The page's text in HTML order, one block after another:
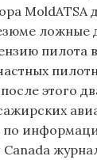
MoldATSA
ложные
пилота
этого
по
Canada